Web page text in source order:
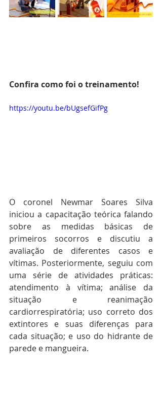
Confira como foi o treinamento!
https://youtu.be/bUgsefGifPg
O coronel Newmar Soares Silva
iniciou a capacitação teórica falando
sobre as medidas básicas de
primeiros socorros e discutiu a
avaliação de diferentes casos e
vítimas. Posteriormente, seguiu com
uma série de atividades práticas:
atendimento à vítima; análise da
situação e reanimação
cardiorrespiratória; uso correto dos
extintores e suas diferenças para
cada situação; e uso do hidrante de
parede e mangueira.